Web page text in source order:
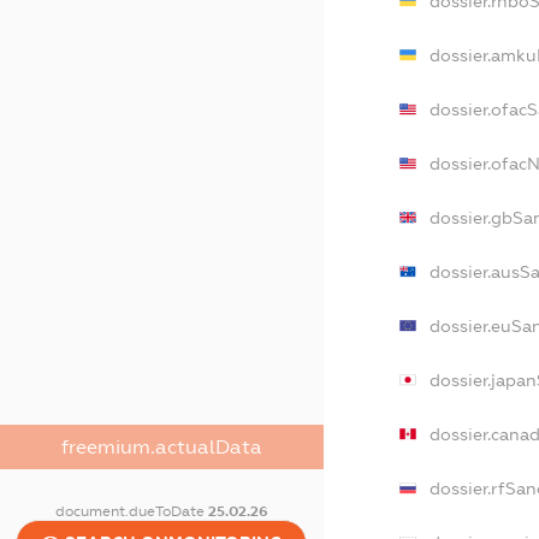
freemium.actualData
document.dueToDate 25.02.26